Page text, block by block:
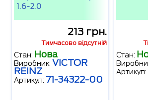
1.6-2.0
213 грн.
Тимчасово відсутній
Стан: Нова
Виробник: VICTOR
REINZ
Артикул: 71-34322-00
Стан:
Артикул: